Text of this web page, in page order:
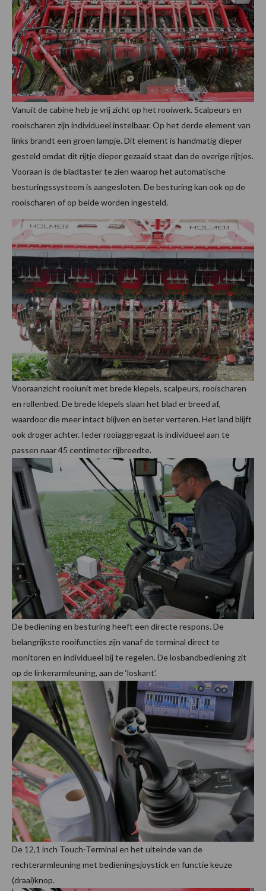
Vanuit de cabine heb je vrij zicht op het rooiwerk. Scalpeurs en
rooischaren zijn individueel instelbaar. Op het derde element van
links brandt een groen lampje. Dit element is handmatig dieper
gesteld omdat dit rijtje dieper gezaaid staat dan de overige rijtjes.
Vooraan is de bladtaster te zien waarop het automatische
besturingssysteem is aangesloten. De besturing kan ook op de
rooischaren of op beide worden ingesteld.
Vooraanzicht rooiunit met brede klepels, scalpeurs, rooischaren
en rollenbed. De brede klepels slaan het blad er breed af,
waardoor die meer intact blijven en beter verteren. Het land blijft
ook droger achter. Ieder rooiaggregaat is individueel aan te
passen naar 45 centimeter rijbreedte.
De bediening en besturing heeft een directe respons. De
belangrijkste rooifuncties zijn vanaf de terminal direct te
monitoren en individueel bij te regelen. De losbandbediening zit
op de linkerarmleuning, aan de ‘loskant’.
De 12,1 inch Touch-Terminal en het uiteinde van de
rechterarmleuning met bedieningsjoystick en functie keuze
(draai)knop.